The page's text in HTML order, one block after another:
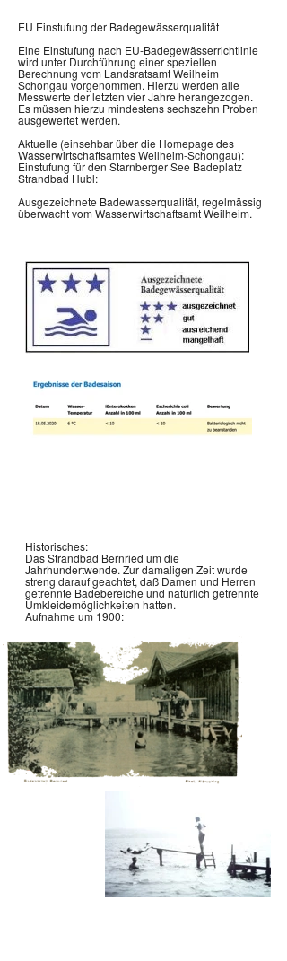
EU Einstufung der Badegewässerqualität
Eine Einstufung nach EU-Badegewässerrichtlinie
wird unter Durchführung einer speziellen
Berechnung vom Landsratsamt Weilheim
Schongau vorgenommen. Hierzu werden alle
Messwerte der letzten vier Jahre herangezogen.
Es müssen hierzu mindestens sechszehn Proben
ausgewertet werden.
Aktuelle (einsehbar über die Homepage des
Wasserwirtschaftsamtes Weilheim-Schongau):
Einstufung für den Starnberger See Badeplatz
Strandbad Hubl:
Ausgezeichnete Badewasserqualität, regelmässig
überwacht vom Wasserwirtschaftsamt Weilheim.
Historisches:
Das Strandbad Bernried um die
Jahrhundertwende. Zur damaligen Zeit wurde
streng darauf geachtet, daß Damen und Herren
getrennte Badebereiche und natürlich getrennte
Umkleidemöglichkeiten hatten.
Aufnahme um 1900: